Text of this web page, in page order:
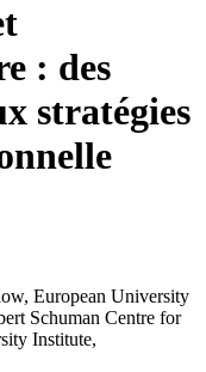
: des
stratégies
European University
Schuman Centre for
Institute,